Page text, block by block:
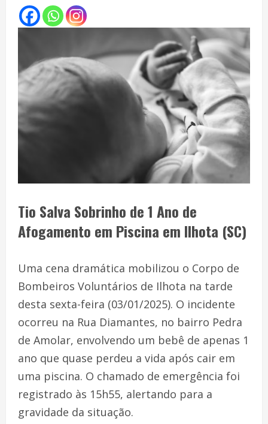
Tio Salva Sobrinho de 1 Ano de
Afogamento em Piscina em Ilhota (SC)
Uma cena dramática mobilizou o Corpo de
Bombeiros Voluntários de Ilhota na tarde
desta sexta-feira (03/01/2025). O incidente
ocorreu na Rua Diamantes, no bairro Pedra
de Amolar, envolvendo um bebê de apenas 1
ano que quase perdeu a vida após cair em
uma piscina. O chamado de emergência foi
registrado às 15h55, alertando para a
gravidade da situação.